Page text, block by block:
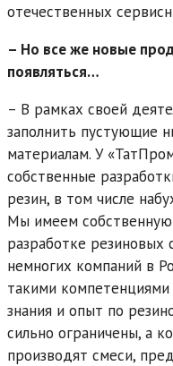
отечественных
– Но все же новые
появляться…
– В рамках своей
заполнить пустующие
материалам. У
собственные
резин, в том числе
Мы имеем
разработке резиновых
немногих компаний в
такими
знания и опыт по
сильно ограничены, а
производят смеси,